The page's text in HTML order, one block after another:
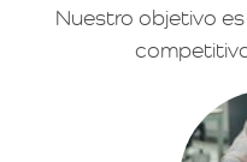
Nuestro objetivo